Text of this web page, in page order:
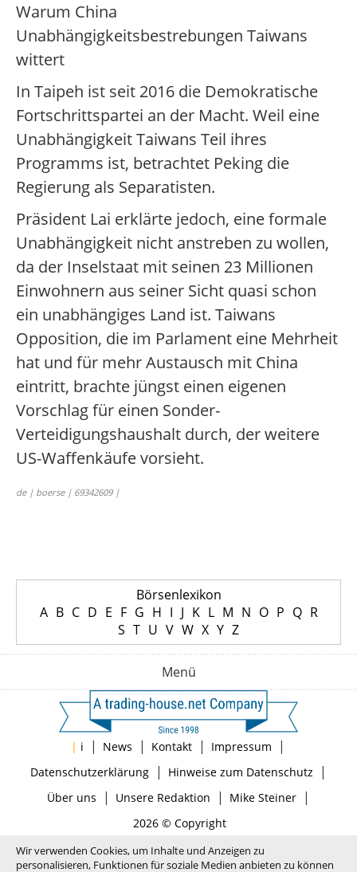
Warum China
Unabhängigkeitsbestrebungen Taiwans
wittert
In Taipeh ist seit 2016 die Demokratische
Fortschrittspartei an der Macht. Weil eine
Unabhängigkeit Taiwans Teil ihres
Programms ist, betrachtet Peking die
Regierung als Separatisten.
Präsident Lai erklärte jedoch, eine formale
Unabhängigkeit nicht anstreben zu wollen,
da der Inselstaat mit seinen 23 Millionen
Einwohnern aus seiner Sicht quasi schon
ein unabhängiges Land ist. Taiwans
Opposition, die im Parlament eine Mehrheit
hat und für mehr Austausch mit China
eintritt, brachte jüngst einen eigenen
Vorschlag für einen Sonder-
Verteidigungshaushalt durch, der weitere
US-Waffenkäufe vorsieht.
de | boerse | 69342609 |
Börsenlexikon
A B C D E F G H I J K L M N O P Q R
S T U V W X Y Z
Menü
| i | News | Kontakt | Impressum |
Datenschutzerklärung| Hinweise zum Datenschutz |
Über uns | Unsere Redaktion | Mike Steiner|
2026 © Copyright
Wir verwenden Cookies, um Inhalte und Anzeigen zu
personalisieren, Funktionen für soziale Medien anbieten zu können